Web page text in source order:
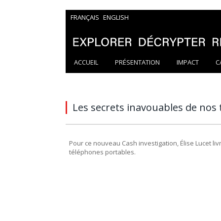
FRANÇAIS ENGLISH
ACCUEIL PRÉSENTATION IMPACT
Les secrets inavouables de
Pour ce nouveau Cash investigation, Élise Lucet
téléphones portables.